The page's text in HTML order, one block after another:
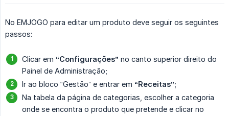
No EMJOGO para editar um produto deve seguir os seguintes
passos:
Clicar em “Configurações” no canto superior direito do
Painel de Administração;
Ir ao bloco “Gestão” e entrar em “Receitas”;
Na tabela da página de categorias, escolher a categoria
onde se encontra o produto que pretende e clicar no